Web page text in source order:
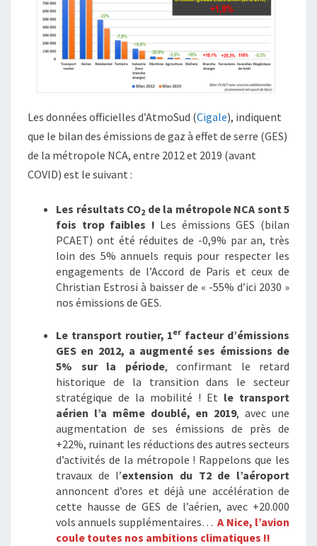
Les données officielles d’AtmoSud (Cigale), indiquent
que le bilan des émissions de gaz à effet de serre (GES)
de la métropole NCA, entre 2012 et 2019 (avant
COVID) est le suivant :
Les résultats CO2 de la métropole NCA sont 5
fois trop faibles ! Les émissions GES (bilan
PCAET) ont été réduites de -0,9% par an, très
loin des 5% annuels requis pour respecter les
engagements de l’Accord de Paris et ceux de
Christian Estrosi à baisser de « -55% d’ici 2030 »
nos émissions de GES.
Le transport routier, 1er facteur d’émissions
GES en 2012, a augmenté ses émissions de
5% sur la période, confirmant le retard
historique de la transition dans le secteur
stratégique de la mobilité ! Et le transport
aérien l’a même doublé, en 2019, avec une
augmentation de ses émissions de près de
+22%, ruinant les réductions des autres secteurs
d’activités de la métropole ! Rappelons que les
travaux de l’extension du T2 de l’aéroport
annoncent d’ores et déjà une accélération de
cette hausse de GES de l’aérien, avec +20.000
vols annuels supplémentaires… A Nice, l’avion
coule toutes nos ambitions climatiques !!